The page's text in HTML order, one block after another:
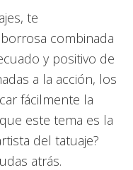
te
combinada
y positivo de
a la acción, los
fácilmente la
este tema es la
del tatuaje?
atrás.